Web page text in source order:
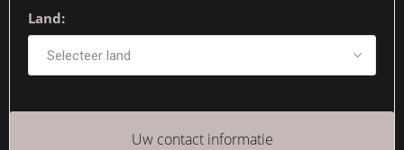
Land:
Uw contact informatie